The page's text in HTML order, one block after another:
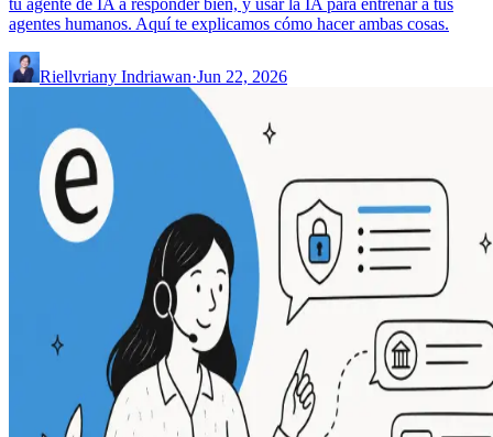
tu agente de IA a responder bien, y usar la IA para entrenar a tus
agentes humanos. Aquí te explicamos cómo hacer ambas cosas.
Riellvriany Indriawan·Jun 22, 2026